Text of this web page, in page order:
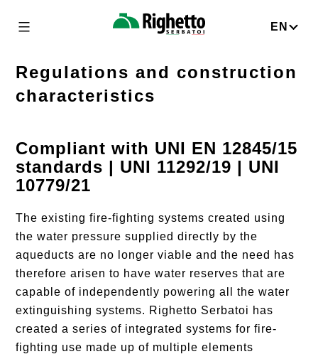
Righetto
EN
Regulations and construction
characteristics
Compliant with UNI EN 12845/15
standards | UNI 11292/19 | UNI
10779/21
The existing fire-fighting systems created using
the water pressure supplied directly by the
aqueducts are no longer viable and the need has
therefore arisen to have water reserves that are
capable of independently powering all the water
extinguishing systems. Righetto Serbatoi has
created a series of integrated systems for fire-
fighting use made up of multiple elements